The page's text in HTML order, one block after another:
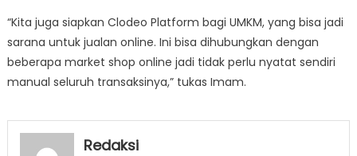
“Kita juga siapkan Clodeo Platform bagi UMKM, yang bisa jadi
sarana untuk jualan online. Ini bisa dihubungkan dengan
beberapa market shop online jadi tidak perlu nyatat sendiri
manual seluruh transaksinya,” tukas Imam.
Redaksi